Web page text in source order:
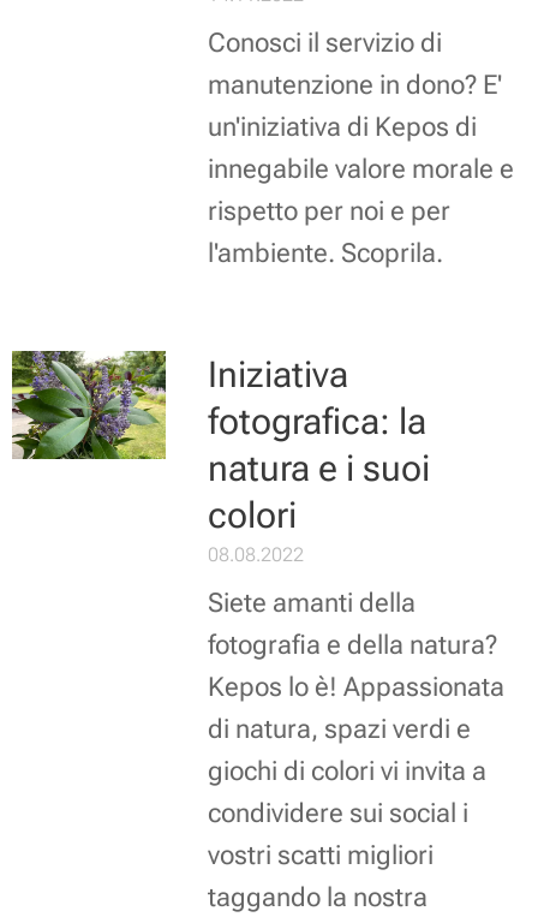
Conosci il servizio di
manutenzione in dono? E'
un'iniziativa di Kepos di
innegabile valore morale e
rispetto per noi e per
l'ambiente. Scoprila.
Iniziativa
fotografica: la
natura e i suoi
colori
08.08.2022
Siete amanti della
fotografia e della natura?
Kepos lo è! Appassionata
di natura, spazi verdi e
giochi di colori vi invita a
condividere sui social i
vostri scatti migliori
taggando la nostra